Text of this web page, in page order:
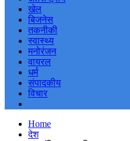
खेल
बिजनेस
तकनीकी
स्वास्थ्य
मनोरंजन
वायरल
धर्म
संपादकीय
विचार
Home
देश